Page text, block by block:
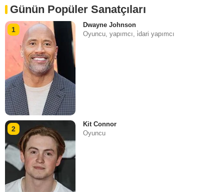
Günün Popüler Sanatçıları
1
Dwayne Johnson
Oyuncu, yapımcı, i̇dari yapımcı
2
Kit Connor
Oyuncu